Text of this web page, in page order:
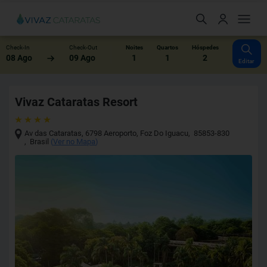
Check-In
08 Ago
Check-Out
09 Ago
Noites
1
Quartos
1
Hóspedes
2 Editar
Vivaz Cataratas Resort
Av das Cataratas, 6798 Aeroporto, Foz Do Iguacu, 85853-830
, Brasil (Ver no Mapa)